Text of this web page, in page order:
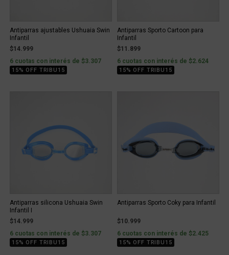
Antiparras ajustables Ushuaia Swin
Infantil
$14.999
6 cuotas con interés de $3.307
15% OFF TRIBU15
Antiparras Sporto Cartoon para
Infantil
$11.899
6 cuotas con interés de $2.624
15% OFF TRIBU15
Antiparras silicona Ushuaia Swin
Infantil I
$14.999
6 cuotas con interés de $3.307
15% OFF TRIBU15
Antiparras Sporto Coky para Infantil
$10.999
6 cuotas con interés de $2.425
15% OFF TRIBU15